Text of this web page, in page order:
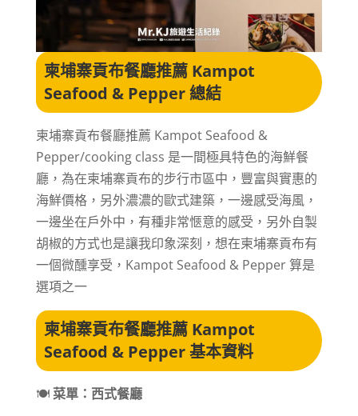
柬埔寨貢布餐廳推薦 Kampot
Seafood & Pepper 總結
柬埔寨貢布餐廳推薦 Kampot Seafood &
Pepper/cooking class 是一間極具特色的海鮮餐
廳，為在柬埔寨貢布的步行市區中，豐富與實惠的
海鮮價格，另外濃濃的歐式建築，一邊感受海風，
一邊坐在戶外中，有種非常愜意的感受，另外自製
胡椒的方式也是讓我印象深刻，想在柬埔寨貢布有
一個微醺享受，Kampot Seafood & Pepper 算是
選項之一
柬埔寨貢布餐廳推薦 Kampot
Seafood & Pepper 基本資料
🍽️菜單：西式餐廳